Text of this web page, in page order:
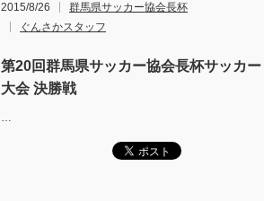
2015/8/26
群馬県サッカー協会長杯
ぐんさかスタッフ
第20回群馬県サッカー協会長杯サッカー
大会 決勝戦
…